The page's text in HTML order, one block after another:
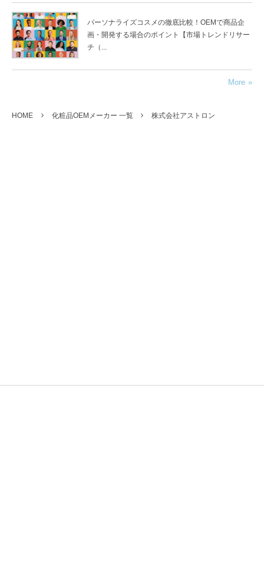
パーソナライズコスメの徹底比較！OEMで商品企
画・開発する場合のポイント【市場トレンドリサー
チ（...
More
HOME 化粧品OEMメーカー 一覧 株式会社アストロン